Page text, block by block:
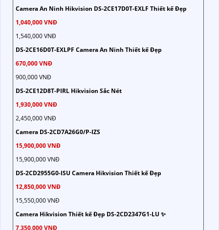
Camera An Ninh Hikvision DS-2CE17D0T-EXLF Thiết kế Đẹp
1,040,000 VNĐ
1,540,000 VNĐ
DS-2CE16D0T-EXLPF Camera An Ninh Thiết kế Đẹp
670,000 VNĐ
900,000 VNĐ
DS-2CE12D8T-PIRL Hikvision Sắc Nét
1,930,000 VNĐ
2,450,000 VNĐ
Camera DS-2CD7A26G0/P-IZS
15,900,000 VNĐ
15,900,000 VNĐ
DS-2CD2955G0-ISU Camera Hikvision Thiết kế Đẹp
12,850,000 VNĐ
15,550,000 VNĐ
Camera Hikvision Thiết kế Đẹp DS-2CD2347G1-LU ✨
7,350,000 VNĐ